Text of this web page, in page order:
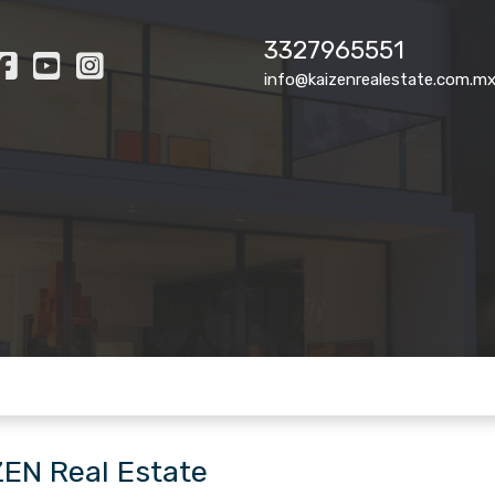
3327965551
info@kaizenrealestate.com.mx
Real Estate